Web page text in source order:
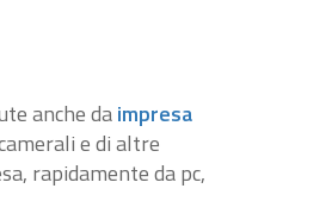
anche daimpresa
e di altre
rapidamente da pc,